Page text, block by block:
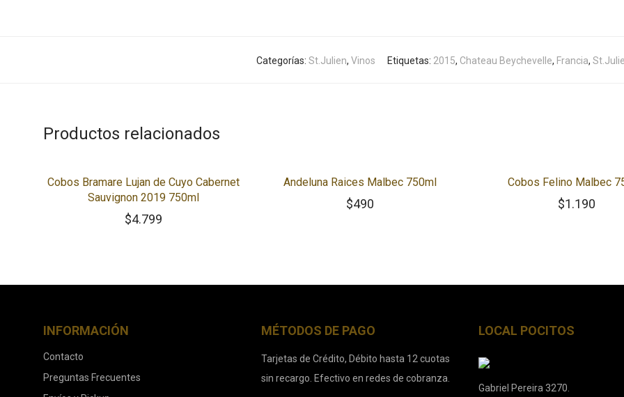
Categorías: St.Julien, Vinos Etiquetas: 2015, Chateau Beychevelle, Francia,
Productos relacionados
Cobos Bramare Lujan de Cuyo Cabernet
Sauvignon 2019 750ml
$4.799
Andeluna Raices Malbec 750ml
$490
Cobos Felino Malbec
$1.190
INFORMACIÓN
Contacto
Preguntas Frecuentes
MÉTODOS DE PAGO
Tarjetas de Crédito, Débito hasta 12 cuotas
sin recargo. Efectivo en redes de cobranza.
LOCAL POCITOS
Gabriel Pereira 3270.